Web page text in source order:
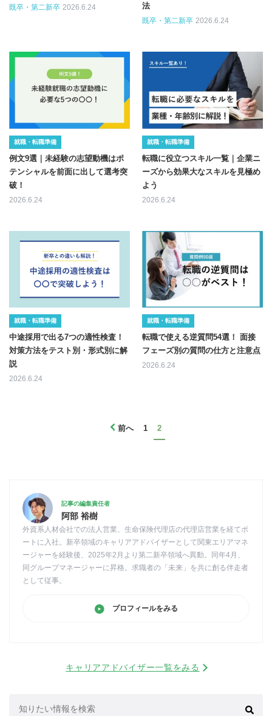
既卒・第二新卒 2026.6.24
法
既卒・第二新卒 2026.6.24
就職・転職準備
例文9選｜未経験の志望動機はポ
テンシャルを前面に出して選考突
破！
2026.6.24
就職・転職準備
転職に役立つスキル一覧｜企業ニ
ーズから効果大なスキルを見極め
よう
2026.6.24
就職・転職準備
中途採用で出る7つの適性検査！
対策方法をテスト別・形式別に解
説
2026.6.24
就職・転職準備
転職で使える逆質問54選！ 面接
フェーズ別の質問の仕方と注意点
2026.6.24
前へ 1 2
記事の編集責任者
阿部 裕樹
外資系人材会社での法人営業、生命保険代理店の代理店営業を経てポ
ートに入社。新卒領域のキャリアアドバイザーとして関東エリアマネ
ージャーを経験後、2025年2月より第二新卒領域へ異動。同年4月、
同グループマネージャーに昇格。求職者の「未来」を共に創る伴走者
として従事。
プロフィールをみる
キャリアアドバイザー一覧をみる